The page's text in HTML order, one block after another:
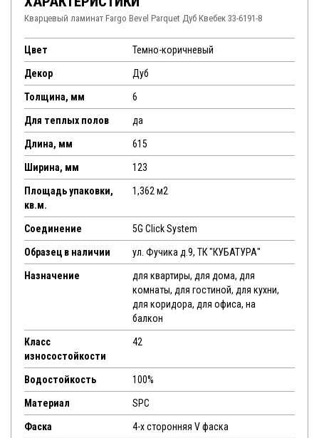
Кварцевый ламинат Fargo Bevel Parquet Дуб Квебек 33-6191-8
Цвет Темно-коричневый
Декор Дуб
Толщина, мм 6
Для теплых полов да
Длина, мм 615
Ширина, мм 123
Площадь упаковки,
кв.м.
1,362 м2
Соединение 5G Click System
Образец в наличии ул. Фучика д.9, ТК "КУБАТУРА"
Назначение
для квартиры, для дома, для
комнаты, для гостиной, для кухни,
для коридора, для офиса, на
балкон
Класс
износостойкости
42
Водостойкость 100%
Материал SPC
Фаска 4-х сторонняя V фаска